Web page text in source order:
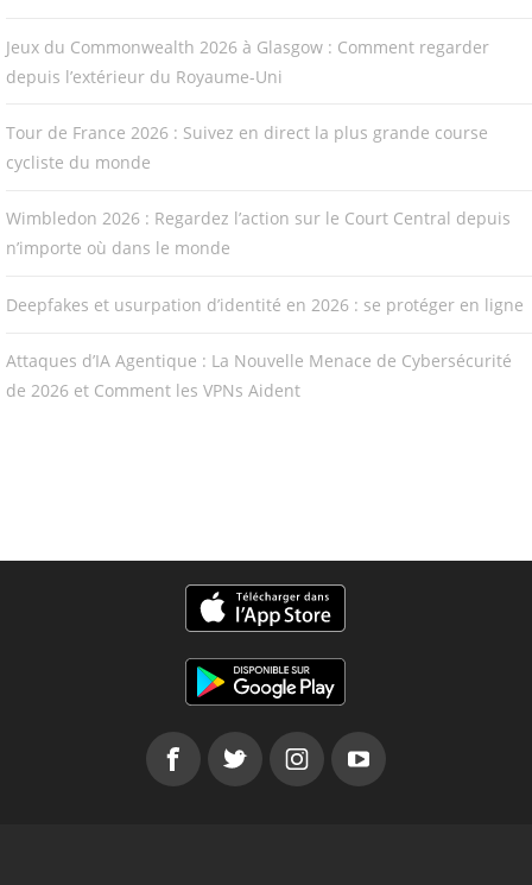
Jeux du Commonwealth 2026 à Glasgow : Comment regarder
depuis l’extérieur du Royaume-Uni
Tour de France 2026 : Suivez en direct la plus grande course
cycliste du monde
Wimbledon 2026 : Regardez l’action sur le Court Central depuis
n’importe où dans le monde
Deepfakes et usurpation d’identité en 2026 : se protéger en ligne
Attaques d’IA Agentique : La Nouvelle Menace de Cybersécurité
de 2026 et Comment les VPNs Aident